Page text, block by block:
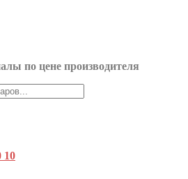
по цене производителя
10